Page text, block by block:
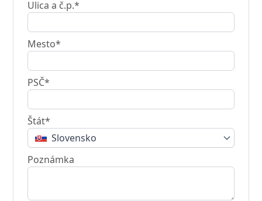
Ulica a č.p.*
Mesto*
PSČ*
Štát*
Slovensko
Poznámka